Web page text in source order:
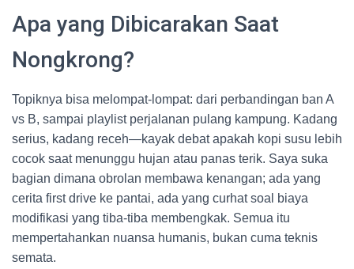
Apa yang Dibicarakan Saat
Nongkrong?
Topiknya bisa melompat-lompat: dari perbandingan ban A
vs B, sampai playlist perjalanan pulang kampung. Kadang
serius, kadang receh—kayak debat apakah kopi susu lebih
cocok saat menunggu hujan atau panas terik. Saya suka
bagian dimana obrolan membawa kenangan; ada yang
cerita first drive ke pantai, ada yang curhat soal biaya
modifikasi yang tiba-tiba membengkak. Semua itu
mempertahankan nuansa humanis, bukan cuma teknis
semata.